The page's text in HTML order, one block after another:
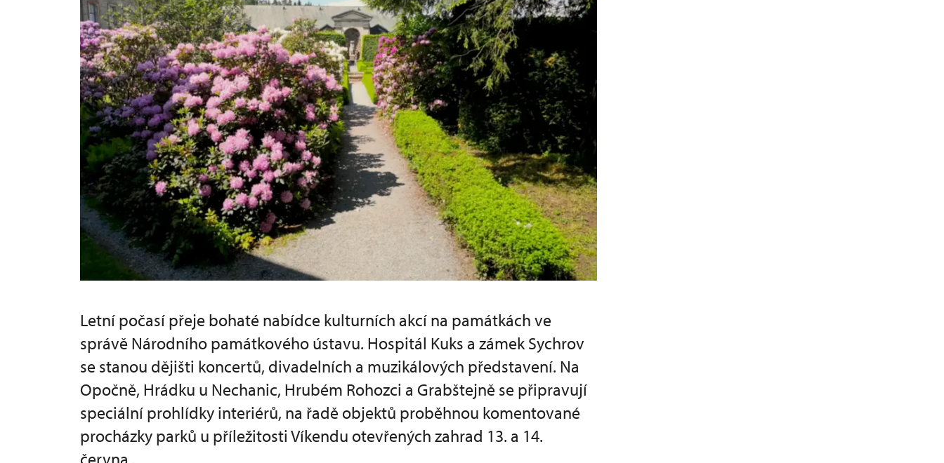
Letní počasí přeje bohaté nabídce kulturních akcí na památkách ve
správě Národního památkového ústavu. Hospitál Kuks a zámek Sychrov
se stanou dějišti koncertů, divadelních a muzikálových představení. Na
Opočně, Hrádku u Nechanic, Hrubém Rohozci a Grabštejně se připravují
speciální prohlídky interiérů, na řadě objektů proběhnou komentované
procházky parků u příležitosti Víkendu otevřených zahrad 13. a 14.
června.